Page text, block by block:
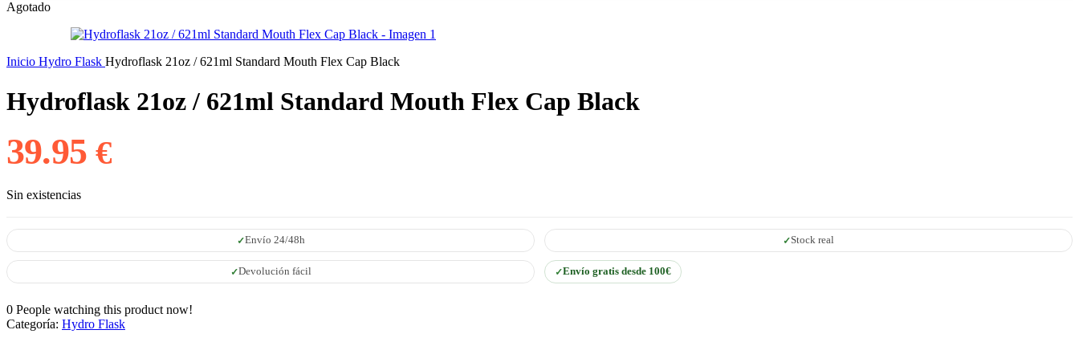
Agotado
Inicio Hydro Flask Hydroflask 21oz / 621ml Standard Mouth Flex Cap Black
Hydroflask 21oz / 621ml Standard Mouth Flex Cap Black
39.95€
Sin existencias
Envío 24/48h Stock real
Devolución fácil Envío gratis desde 100€
0 People watching this product now!
Categoría: Hydro Flask